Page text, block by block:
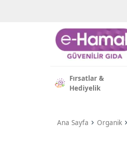
Fırsatlar &
Hediyelik
Ana Sayfa Organik